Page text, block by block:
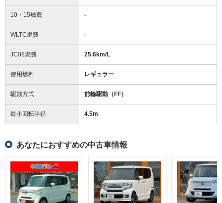
10・15燃費 -
WLTC燃費 -
JC08燃費 25.6km/L
使用燃料 レギュラー
駆動方式 前輪駆動（FF）
最小回転半径 4.5m
あなたにおすすめの中古車情報